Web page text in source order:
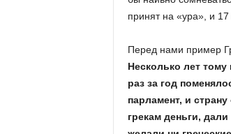
принят на «ура», и
Перед нами пример
Несколько лет
раз за год
парламент, и
грекам деньги,